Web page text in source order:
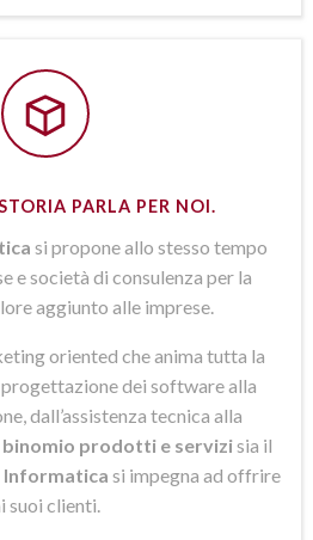
PARLA PER NOI.
si propone allo stesso tempo
e società di consulenza per la
aggiunto alle imprese.
oriented che anima tutta la
dei software alla
dall’assistenza tecnica alla
binomio prodotti e servizisia il
Informatica si impegna ad offrire
suoi clienti.